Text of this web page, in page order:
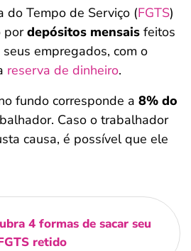
do Tempo de Serviço (FGTS)
pordepósitos mensais feitos
empregados, com o
reserva de dinheiro.
fundo corresponde a 8% do
Caso o trabalhador
causa, é possível que ele
4 formas de sacar seu
retido